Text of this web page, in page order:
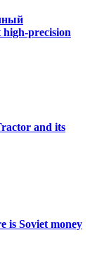
precision
and its
is Soviet money